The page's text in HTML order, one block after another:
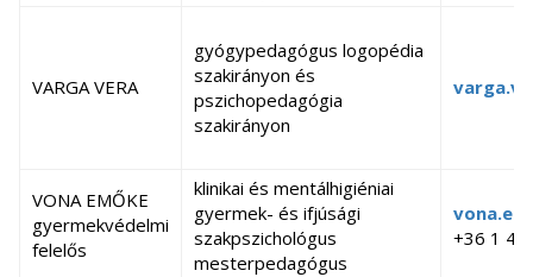
VARGA VERA
gyógypedagógus logopédia
szakirányon és
pszichopedagógia
szakirányon
VONA EMŐKE
gyermekvédelmi
felelős
klinikai és mentálhigiéniai
gyermek- és ifjúsági
szakpszichológus
mesterpedagógus
+36 1